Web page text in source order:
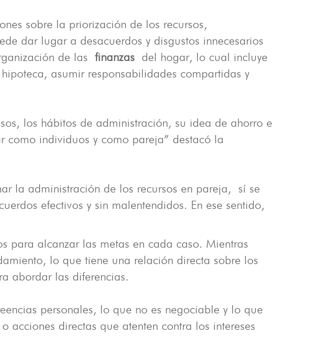
sobre la priorización de los recursos,
dar lugar a desacuerdos y disgustos innecesarios
de las finanzas del hogar, lo cual incluye
asumir responsabilidades compartidas y
los hábitos de administración, su idea de ahorro e
como individuos y como pareja” destacó la
la administración de los recursos en pareja, sí se
efectivos y sin malentendidos. En ese sentido,
para alcanzar las metas en cada caso. Mientras
lo que tiene una relación directa sobre los
abordar las diferencias.
personales, lo que no es negociable y lo que
acciones directas que atenten contra los intereses